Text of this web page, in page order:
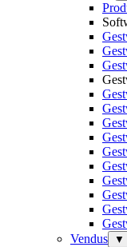
Vendus
▼